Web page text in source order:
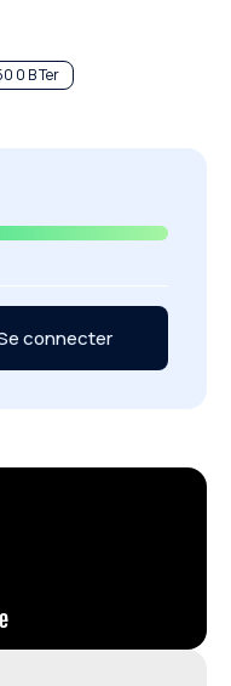
0 B Ter
connecter